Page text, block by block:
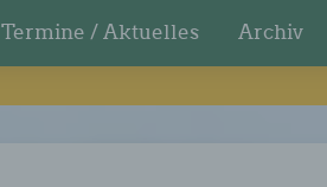
Termine / Aktuelles Archiv